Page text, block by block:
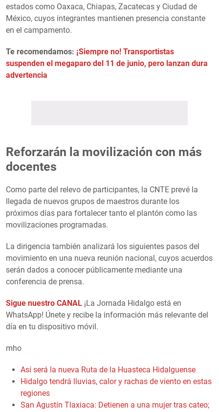
estados como Oaxaca, Chiapas, Zacatecas y Ciudad de
México, cuyos integrantes mantienen presencia constante
en el campamento.
Te recomendamos: ¡Siempre no! Transportistas
suspenden el megaparo del 11 de junio, pero lanzan dura
advertencia
Reforzarán la movilización con más
docentes
Como parte del relevo de participantes, la CNTE prevé la
llegada de nuevos grupos de maestros durante los
próximos días para fortalecer tanto el plantón como las
movilizaciones programadas.
La dirigencia también analizará los siguientes pasos del
movimiento en una nueva reunión nacional, cuyos acuerdos
serán dados a conocer públicamente mediante una
conferencia de prensa.
Sigue nuestro CANAL ¡La Jornada Hidalgo está en
WhatsApp! Únete y recibe la información más relevante del
día en tu dispositivo móvil.
mho
Así será la nueva Ruta de la Huasteca Hidalguense
Hidalgo tendrá lluvias, calor y rachas de viento en estas
regiones
San Agustín Tlaxiaca: Detienen a una mujer tras cateo;